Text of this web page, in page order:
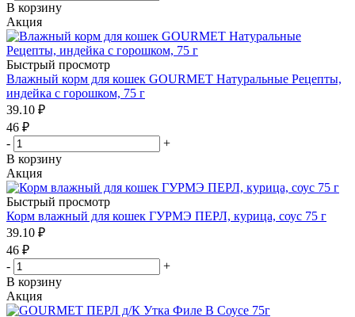
В корзину
Акция
Быстрый просмотр
Влажный корм для кошек GOURMET Натуральные Рецепты,
индейка с горошком, 75 г
39.10 ₽
46 ₽
-
+
В корзину
Акция
Быстрый просмотр
Корм влажный для кошек ГУРМЭ ПЕРЛ, курица, соус 75 г
39.10 ₽
46 ₽
-
+
В корзину
Акция